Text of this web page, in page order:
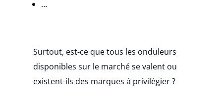
…
Surtout, est-ce que tous les onduleurs
disponibles sur le marché se valent ou
existent-ils des marques à privilégier ?